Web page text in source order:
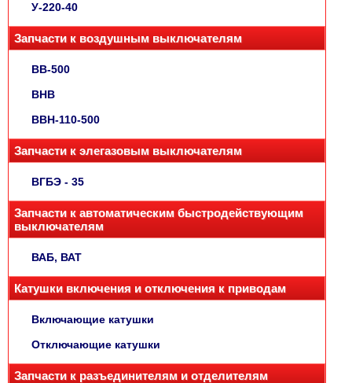
У-220-40
Запчасти к воздушным выключателям
ВВ-500
ВНВ
ВВН-110-500
Запчасти к элегазовым выключателям
ВГБЭ - 35
Запчасти к автоматическим быстродействующим
выключателям
ВАБ, ВАТ
Катушки включения и отключения к приводам
Включающие катушки
Отключающие катушки
Запчасти к разъединителям и отделителям